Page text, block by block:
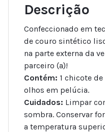
Descrição
Confeccionado em
de couro sintético
na parte externa da
parceiro (a)!
Contém: 1 chicote
olhos em pelúcia.
Cuidados: Limpar
sombra. Conservar
a temperatura